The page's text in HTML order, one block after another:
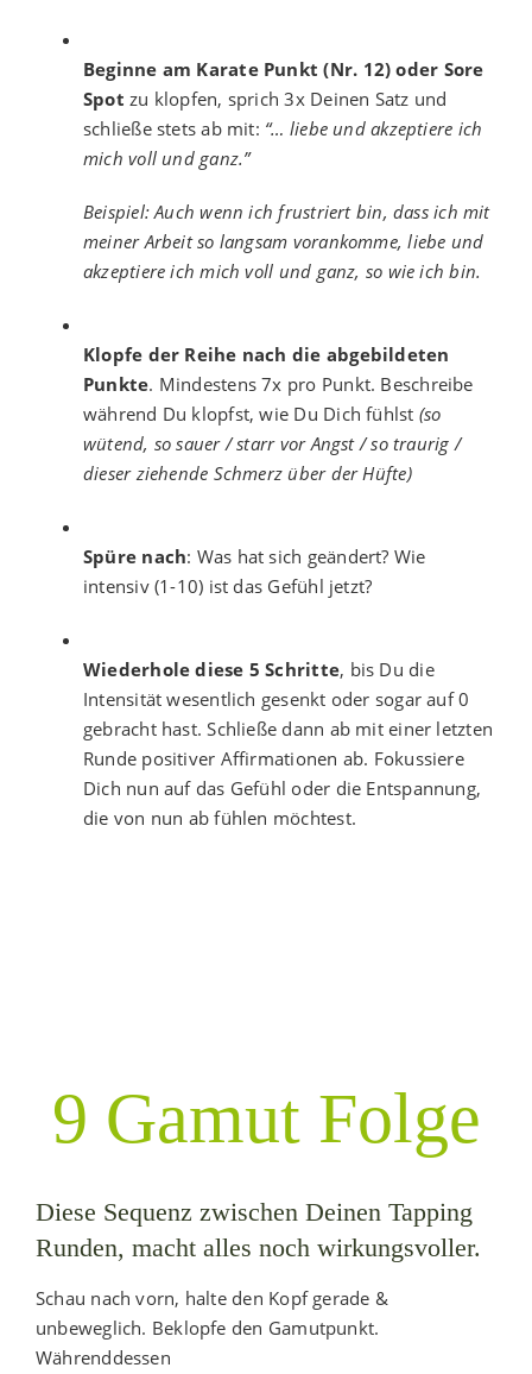
Beginne am Karate Punkt (Nr. 12) oder Sore
Spot zu klopfen, sprich 3x Deinen Satz und
schließe stets ab mit: “… liebe und akzeptiere ich
mich voll und ganz.”
Beispiel: Auch wenn ich frustriert bin, dass ich mit
meiner Arbeit so langsam vorankomme, liebe und
akzeptiere ich mich voll und ganz, so wie ich bin.
Klopfe der Reihe nach die abgebildeten
Punkte. Mindestens 7x pro Punkt. Beschreibe
während Du klopfst, wie Du Dich fühlst (so
wütend, so sauer / starr vor Angst / so traurig /
dieser ziehende Schmerz über der Hüfte)
Spüre nach: Was hat sich geändert? Wie
intensiv (1-10) ist das Gefühl jetzt?
Wiederhole diese 5 Schritte, bis Du die
Intensität wesentlich gesenkt oder sogar auf 0
gebracht hast. Schließe dann ab mit einer letzten
Runde positiver Affirmationen ab. Fokussiere
Dich nun auf das Gefühl oder die Entspannung,
die von nun ab fühlen möchtest.
9 Gamut Folge
Diese Sequenz zwischen Deinen Tapping
Runden, macht alles noch wirkungsvoller.
Schau nach vorn, halte den Kopf gerade &
unbeweglich. Beklopfe den Gamutpunkt.
Währenddessen